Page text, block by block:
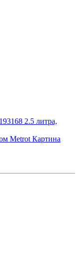
2.5 литра,
Metrot Картина